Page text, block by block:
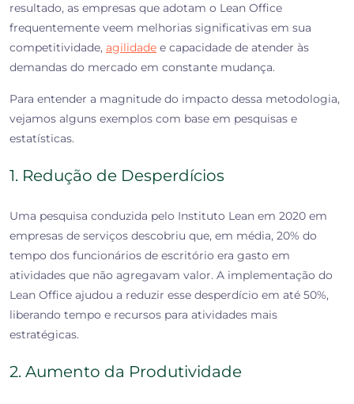
resultado, as empresas que adotam o Lean Office
frequentemente veem melhorias significativas em sua
competitividade, agilidade e capacidade de atender às
demandas do mercado em constante mudança.
Para entender a magnitude do impacto dessa metodologia,
vejamos alguns exemplos com base em pesquisas e
estatísticas.
1. Redução de Desperdícios
Uma pesquisa conduzida pelo Instituto Lean em 2020 em
empresas de serviços descobriu que, em média, 20% do
tempo dos funcionários de escritório era gasto em
atividades que não agregavam valor. A implementação do
Lean Office ajudou a reduzir esse desperdício em até 50%,
liberando tempo e recursos para atividades mais
estratégicas.
2. Aumento da Produtividade